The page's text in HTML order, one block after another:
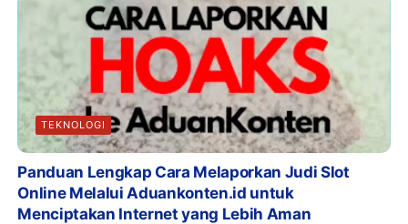
TEKNOLOGI
Panduan Lengkap Cara Melaporkan Judi Slot
Online Melalui Aduankonten.id untuk
Menciptakan Internet yang Lebih Aman